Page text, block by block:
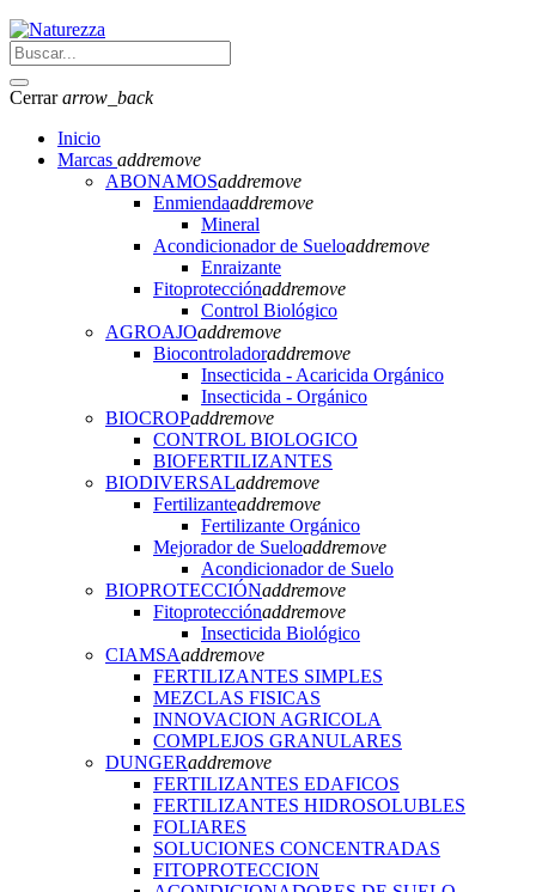
Cerrararrow_back
Inicio
Marcas addremove
ABONAMOSaddremove
Enmiendaaddremove
Mineral
Acondicionador de Sueloaddremove
Enraizante
Fitoprotecciónaddremove
Control Biológico
AGROAJOaddremove
Biocontroladoraddremove
Insecticida - Acaricida Orgánico
Insecticida - Orgánico
BIOCROPaddremove
CONTROL BIOLOGICO
BIOFERTILIZANTES
BIODIVERSALaddremove
Fertilizanteaddremove
Fertilizante Orgánico
Mejorador de Sueloaddremove
Acondicionador de Suelo
BIOPROTECCIÓNaddremove
Fitoprotecciónaddremove
Insecticida Biológico
CIAMSAaddremove
FERTILIZANTES SIMPLES
MEZCLAS FISICAS
INNOVACION AGRICOLA
COMPLEJOS GRANULARES
DUNGERaddremove
FERTILIZANTES EDAFICOS
FERTILIZANTES HIDROSOLUBLES
FOLIARES
SOLUCIONES CONCENTRADAS
FITOPROTECCION